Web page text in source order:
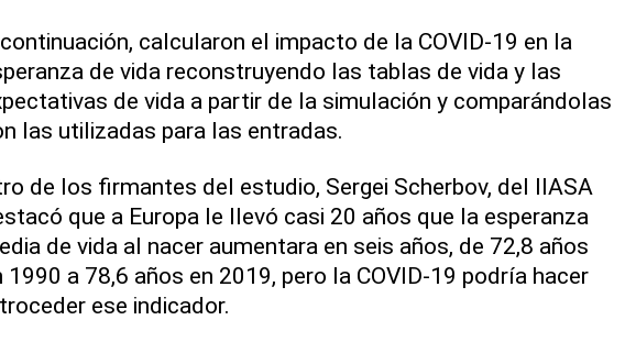
calcularon el impacto de la COVID-19 en la
de vida reconstruyendo las tablas de vida y las
de vida a partir de la simulación y comparándolas
las utilizadas para las entradas.
de los firmantes del estudio, Sergei Scherbov, del IIASA
que a Europa le llevó casi 20 años que la esperanza
de vida al nacer aumentara en seis años, de 72,8 años
1990 a 78,6 años en 2019, pero la COVID-19 podría hacer
ese indicador.